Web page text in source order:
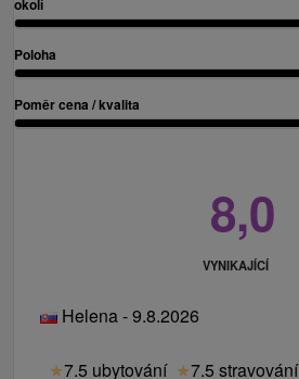
okolí
Poloha
Poměr cena / kvalita
8,0
VYNIKAJÍCÍ
Helena - 9.8.2026
★7.5 ubytování ★7.5 stravování